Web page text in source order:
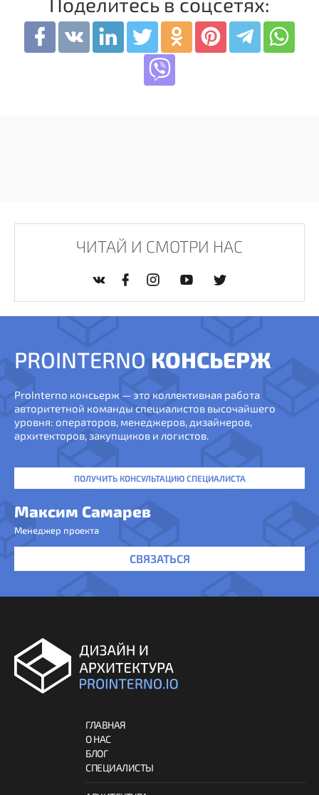
ЧИТАЙ И СМОТРИ НАС
PROINTERNO КОНСЬЕРЖ
ProInterno консьерж — это коллективная работа
авторитетной команды специалистов высочайшего
уровня: операторов, менеджеров, дизайнеров,
архитекторов, закупщиков и логистов.
ПОЛУЧИТЬ КОНСУЛЬТАЦИЮ СПЕЦИАЛИСТА
Максим Самарев
Менеджер проекта
СВЯЗАТЬСЯ
ГЛАВНАЯ
О НАС
БЛОГ
СПЕЦИАЛИСТЫ